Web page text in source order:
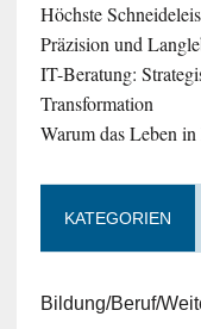
Höchste
Präzision und
IT-Beratung:
Transformation
Warum das Leben
KATEGORIEN
Bildung/Beruf/